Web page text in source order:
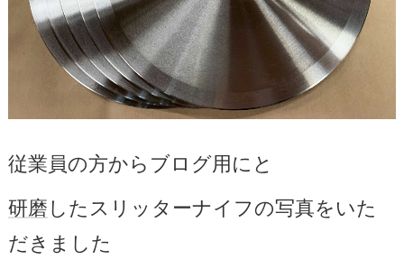
従業員の方からブログ用にと
研磨 したスリッターナイフの写真をいた
だきました